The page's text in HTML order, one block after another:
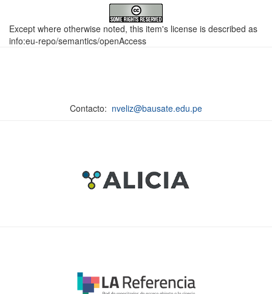
Except where otherwise noted, this item's license is described as
info:eu-repo/semantics/openAccess
Contacto: nveliz@bausate.edu.pe